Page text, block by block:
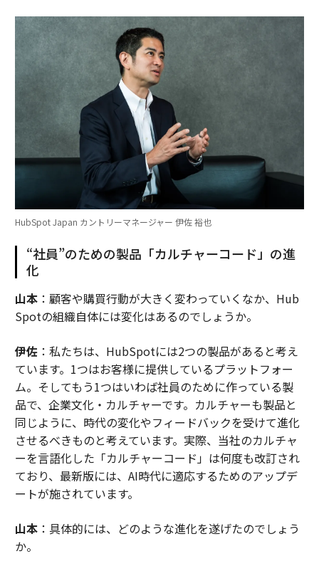
HubSpot Japan カントリーマネージャー 伊佐 裕也
“社員”のための製品「カルチャーコード」の進
化
山本：顧客や購買行動が大きく変わっていくなか、Hub
Spotの組織自体には変化はあるのでしょうか。
伊佐：私たちは、HubSpotには2つの製品があると考え
ています。1つはお客様に提供しているプラットフォー
ム。そしてもう1つはいわば社員のために作っている製
品で、企業文化・カルチャーです。カルチャーも製品と
同じように、時代の変化やフィードバックを受けて進化
させるべきものと考えています。実際、当社のカルチャ
ーを言語化した「カルチャーコード」は何度も改訂され
ており、最新版には、AI時代に適応するためのアップデ
ートが施されています。
山本：具体的には、どのような進化を遂げたのでしょう
か。